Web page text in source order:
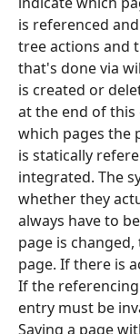
is referenced
tree actions and
that's done via
is created or
at the end of
which pages the
is statically
integrated. The
whether they
always have to
page is
page. If there is
If the
entry must be
Saving a page